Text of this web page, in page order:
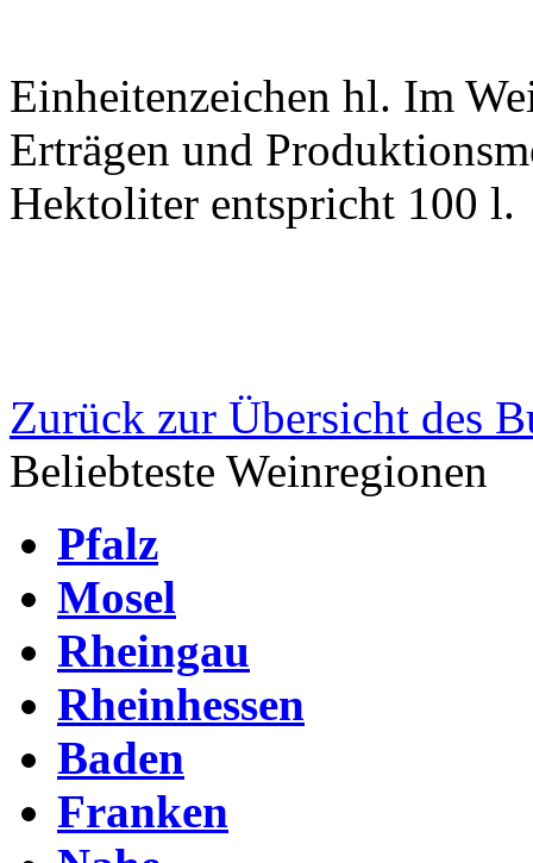
Einheitenzeichen hl. Im
Erträgen und
Hektoliter entspricht 100 l.
Zurück zur Übersicht des
Beliebteste Weinregionen
Pfalz
Mosel
Rheingau
Rheinhessen
Baden
Franken